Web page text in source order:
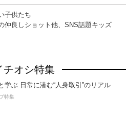
子供たち
仲良しショット他、SNS話題キッズ
チオシ特集
学ぶ 日常に潜む“人身取引”のリアル
特集